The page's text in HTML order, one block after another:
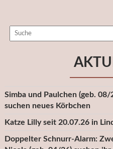
Simba und Paulchen (geb.
suchen neues Körbchen
Katze Lilly seit 20.07.26 in
Doppelter Schnurr-Alarm: